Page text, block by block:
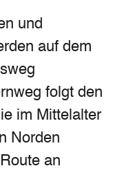
und
auf dem
folgt den
im Mittelalter
Norden
an